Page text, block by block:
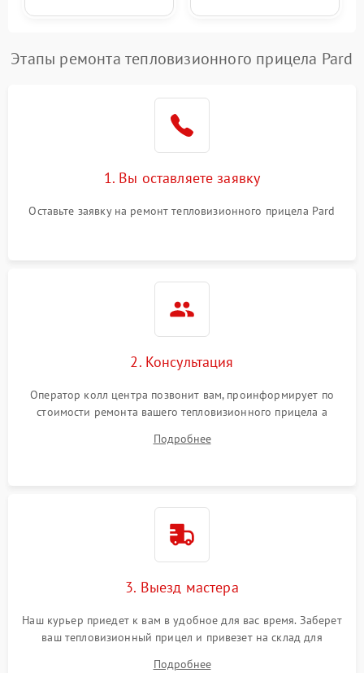
Этапы ремонта тепловизионного прицела Pard
1. Вы оставляете заявку
Оставьте заявку на ремонт тепловизионного прицела Pard
2. Консультация
Оператор колл центра позвонит вам, проинформирует по
стоимости ремонта вашего тепловизионного прицела а
Подробнее
3. Выезд мастера
Наш курьер приедет к вам в удобное для вас время. Заберет
ваш тепловизионный прицел и привезет на склад для
Подробнее